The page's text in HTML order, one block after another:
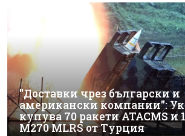
"Доставки чрез български и
американски компании":
купува 70 ракети ATACMS и
M270 MLRS от Турция